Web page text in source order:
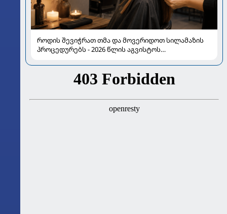
როდის შევიჭრათ თმა და მოვერიდოთ სილამაზის
პროცედურებს - 2026 წლის აგვისტოს